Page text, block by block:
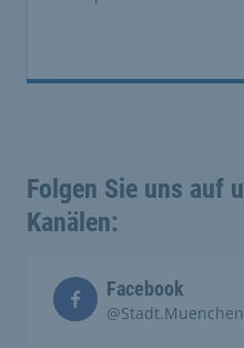
Folgen Sie uns auf
Kanälen:
Facebook
@Stadt.Muenchen